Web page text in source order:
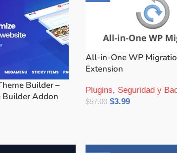
Builder –
Builder Addon
All-in-One WP
Extension
Plugins, Seguridad y
$57.00 $3.99